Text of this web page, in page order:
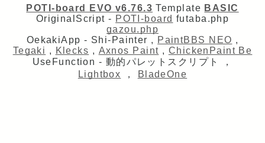
POTI-board EVO v6.76.3 Template BASIC
OriginalScript - POTI-board futaba.php
gazou.php
OekakiApp - Shi-Painter , PaintBBS NEO ,
Tegaki , Klecks , Axnos Paint , ChickenPaint Be
UseFunction - 動的パレットスクリプト
，
Lightbox ， BladeOne